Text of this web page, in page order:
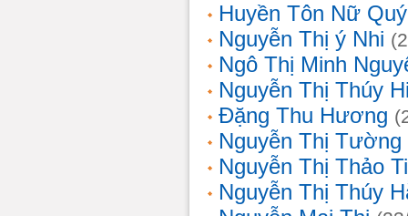
Huyền Tôn Nữ
Nguyễn Thị ý Nhi
Ngô Thị Minh
Nguyễn Thị Thúy
Đặng Thu Hương
Nguyễn Thị Tường
Nguyễn Thị Thảo
Nguyễn Thị Thúy